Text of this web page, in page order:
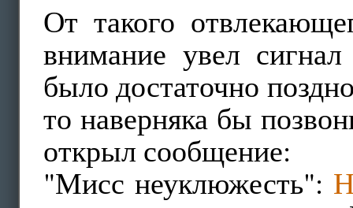
От такого
внимание увел
было достаточно
то наверняка бы
открыл сообщение:
"Мисс неуклюжесть":